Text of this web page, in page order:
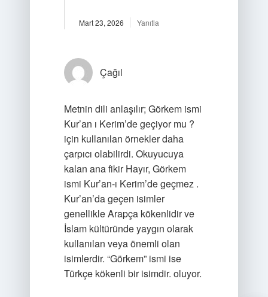
Mart 23, 2026 Yanıtla
Çağıl
Metnin dili anlaşılır; Görkem ismi
Kur’an ı Kerim’de geçiyor mu ?
için kullanılan örnekler daha
çarpıcı olabilirdi. Okuyucuya
kalan ana fikir Hayır, Görkem
ismi Kur’an-ı Kerim’de geçmez .
Kur’an’da geçen isimler
genellikle Arapça kökenlidir ve
İslam kültüründe yaygın olarak
kullanılan veya önemli olan
isimlerdir. “Görkem” ismi ise
Türkçe kökenli bir isimdir. oluyor.